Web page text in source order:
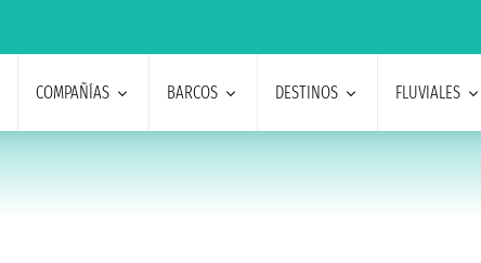
COMPAÑÍAS BARCOS DESTINOS FLUVIALES